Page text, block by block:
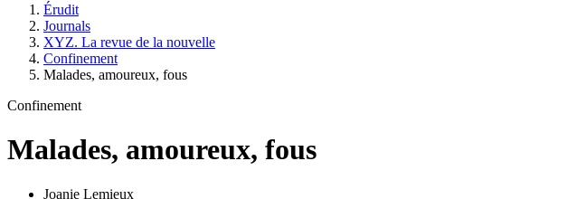
Érudit
Journals
XYZ. La revue de la nouvelle
Confinement
Malades, amoureux, fous
Confinement
Malades, amoureux, fous
Joanie Lemieux